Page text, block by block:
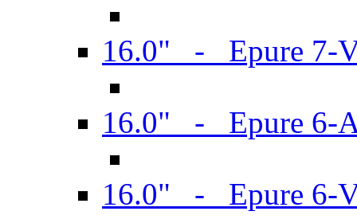
16.0" - Epure 7-
16.0" - Epure 6-
16.0" - Epure 6-